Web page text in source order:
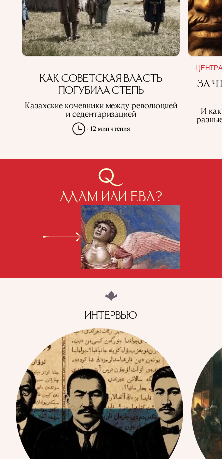
КАК СОВЕТСКАЯ ВЛАСТЬ
ПОГУБИЛА СТЕПЬ
Казахские кочевники между революцией
и седентаризацией
~ 12 мин чтения
ЗА
И
АДАМ ИЛИ ЕВА?
ИНТЕРВЬЮ